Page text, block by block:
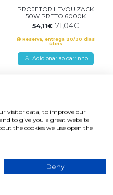
PROJETOR LEVOU ZACK
50W PRETO 6000K
54,11€71,04€
Reserva, entrega 20/30 dias
úteis
Adicionar ao carrinho
pena com suas
espaços ao ar livre,
ao ar livre em seu
Você pode direcionar
visitor data, to improve our
to give you a great website
the cookies we use open the
Deny